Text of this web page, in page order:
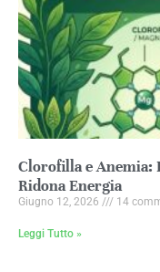
Clorofilla e Anemia:
Ridona Energia
Giugno 12, 2026 14
Leggi Tutto »